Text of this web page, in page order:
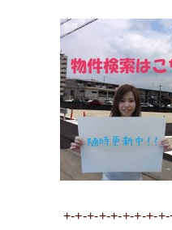
+-+-+-+-+-+-+-+-